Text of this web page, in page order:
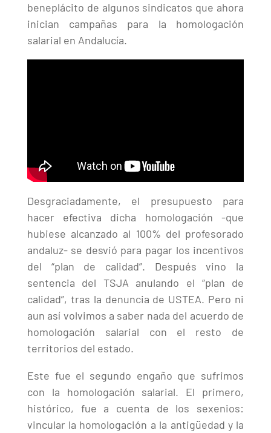
beneplácito de algunos sindicatos que ahora
inician campañas para la homologación
salarial en Andalucía.
Desgraciadamente, el presupuesto para
hacer efectiva dicha homologación -que
hubiese alcanzado al 100% del profesorado
andaluz- se desvió para pagar los incentivos
del “plan de calidad”. Después vino la
sentencia del TSJA anulando el “plan de
calidad”, tras la denuncia de USTEA. Pero ni
aun así volvimos a saber nada del acuerdo de
homologación salarial con el resto de
territorios del estado.
Este fue el segundo engaño que sufrimos
con la homologación salarial. El primero,
histórico, fue a cuenta de los sexenios:
vincular la homologación a la antigüedad y la